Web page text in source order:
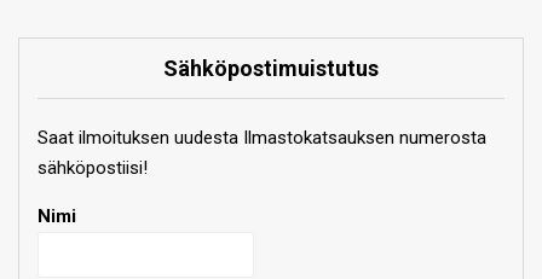
Sähköpostimuistutus
Saat ilmoituksen uudesta Ilmastokatsauksen numerosta
sähköpostiisi!
Nimi